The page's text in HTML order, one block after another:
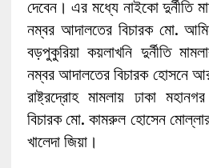
দেবেন। এর মধ্যে নাইকো দুর্নীতি
নম্বর আদালতের বিচারক মো.
বড়পুকুরিয়া কয়লাখনি দুর্নীতি
নম্বর আদালতের বিচারক হোসনে
রাষ্ট্রদ্রোহ মামলায় ঢাকা
বিচারক মো. কামরুল হোসেন
খালেদা জিয়া।